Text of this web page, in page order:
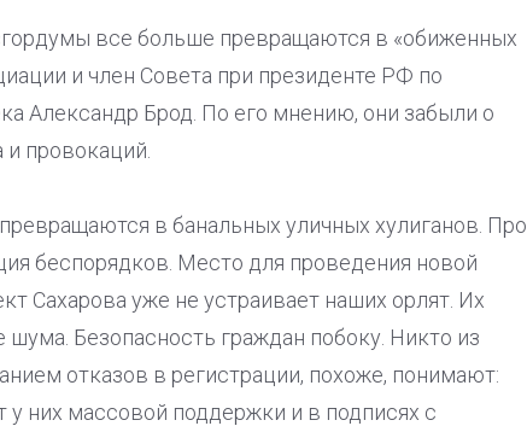
все больше превращаются в «обиженных
и член Совета при президенте РФ по
Александр Брод. По его мнению, они забыли о
провокаций.
в банальных уличных хулиганов. Про
беспорядков. Место для проведения новой
Сахарова уже не устраивает наших орлят. Их
Безопасность граждан побоку. Никто из
отказов в регистрации, похоже, понимают:
них массовой поддержки и в подписях с